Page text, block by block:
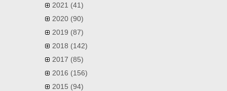
2021 (41)
2020 (90)
2019 (87)
2018 (142)
2017 (85)
2016 (156)
2015 (94)